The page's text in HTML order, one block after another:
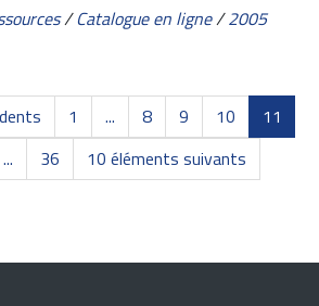
/Catalogue en ligne/2005
1 ... 8 9 10
11
... 36 10 éléments suivants